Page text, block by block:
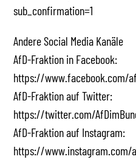
sub_confirmation=1
Andere Social Media Kanäle
AfD-Fraktion in Facebook:
https://www.facebook.com/
AfD-Fraktion auf Twitter:
https://twitter.com/
AfD-Fraktion auf Instagram:
https://www.instagram.com/